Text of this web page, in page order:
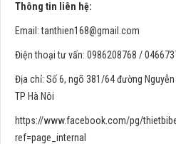
Thông tin liên hệ:
Email:tanthien168@gmail.com
Điện thoại tư vấn: 0986208768 /
Địa chỉ: Số 6, ngõ 381/64 đường Nguyễn
TP Hà Nôi
https://www.facebook.com/pg/
ref=page_internal